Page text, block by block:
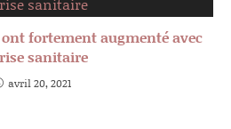
ont fortement augmenté avec
sanitaire
avril 20, 2021